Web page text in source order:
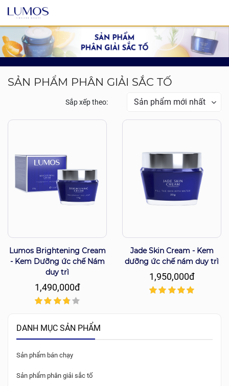
DANH MỤC SẢN PHẨM
Sản phẩm bán chạy
Sản phẩm phân giải sắc tố
SẢN PHẨM PHÂN GIẢI SẮC TỐ
Sắp xếp theo:
Lumos Brightening Cream
- Kem Dưỡng ức chế Nám
duy trì
1,490,000đ
Jade Skin Cream - Kem
dưỡng ức chế nám duy trì
1,950,000đ